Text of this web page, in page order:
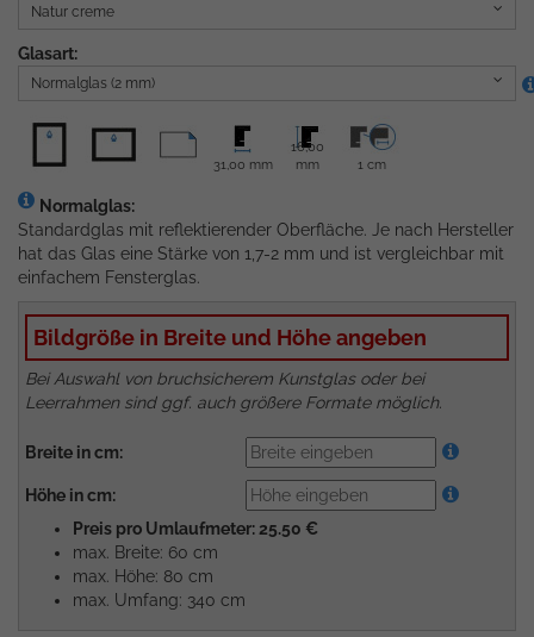
Natur creme
Glasart:
Normalglas (2 mm)
31,00 mm
16,00
mm
1 cm
Normalglas:
Standardglas mit reflektierender Oberfläche. Je nach Hersteller
hat das Glas eine Stärke von 1,7-2 mm und ist vergleichbar mit
einfachem Fensterglas.
Bildgröße in Breite und Höhe angeben
Bei Auswahl von bruchsicherem Kunstglas oder bei
Leerrahmen sind ggf. auch größere Formate möglich.
Breite in cm:
Höhe in cm:
Preis pro Umlaufmeter: 25.50 €
max. Breite: 60 cm
max. Höhe: 80 cm
max. Umfang: 340 cm